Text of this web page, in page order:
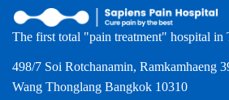
The first total "pain treatment" hospital in
498/7 Soi Rotchanamin, Ramkamhaeng
Wang Thonglang Bangkok 10310